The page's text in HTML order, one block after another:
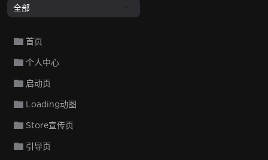
全部
首页
个人中心
启动页
Loading动图
Store宣传页
引导页